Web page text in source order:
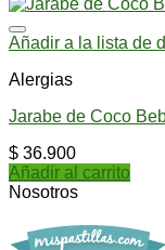
Añadir a la lista de
Alergias
Jarabe de Coco
$ 36.900
Añadir al carrito
Nosotros